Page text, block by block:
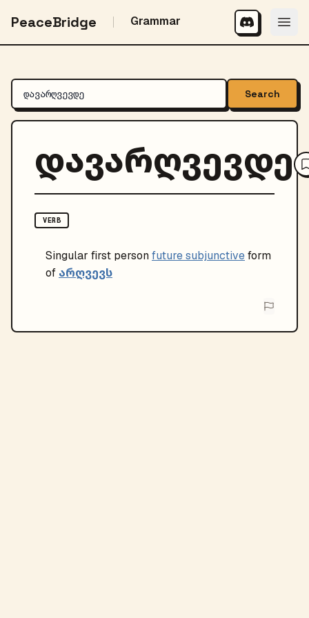
PeaceBridge Grammar
Search
დავარღვევდე
VERB
Singular first personfuture subjunctiveform
of არღვევს